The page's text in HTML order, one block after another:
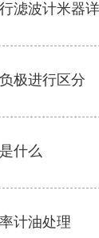
滤波计米器
极进行区分
什么
计油处理